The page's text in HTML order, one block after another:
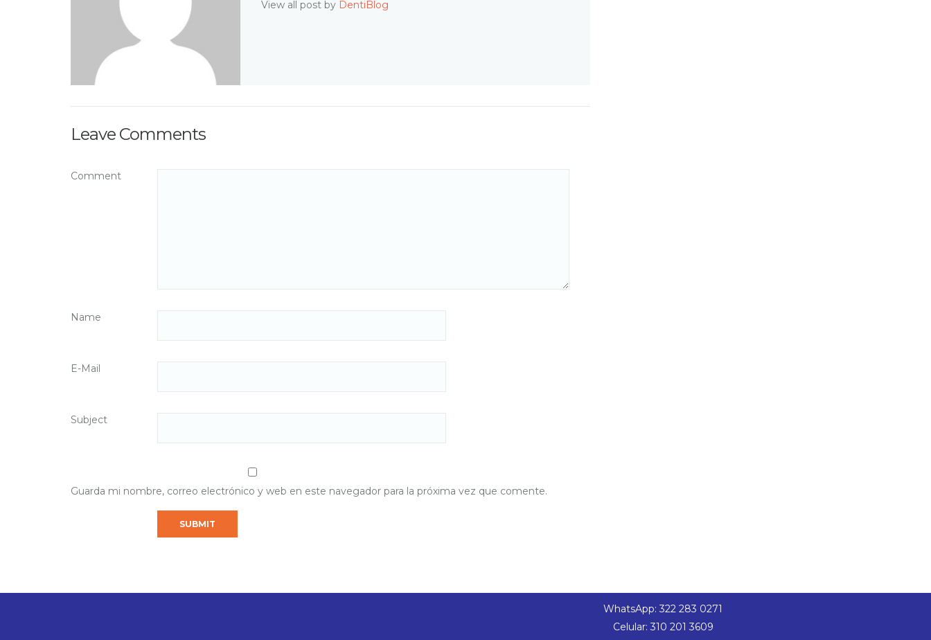
View all post by DentiBlog
Leave Comments
Comment
Name
E-Mail
Subject
Guarda mi nombre, correo electrónico y web en este navegador para la próxima vez que comente.
WhatsApp: 322 283 0271
Celular: 310 201 3609